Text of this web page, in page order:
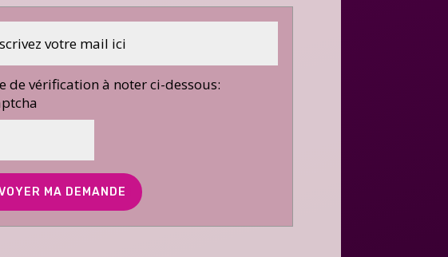
de vérification à noter ci-dessous: